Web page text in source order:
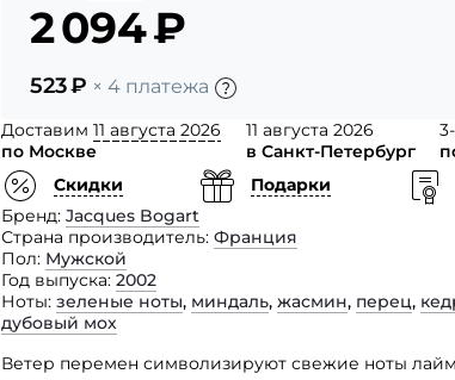
2 094₽
523₽ × 4 платежа
Доставим 11 августа 2026
по Москве
11 августа 2026
в Санкт-Петербург
Скидки Подарки
Бренд Jacques Bogart
Страна производитель Франция
Пол Мужской
Год выпуска 2002
Ноты зеленые ноты, миндаль, жасмин, перец,
дубовый мох
Ветер перемен символизируют свежие ноты